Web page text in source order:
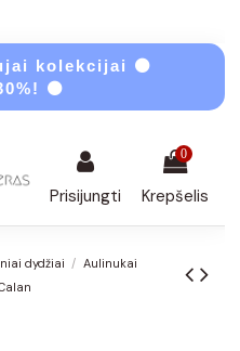
kolekcijai ⚫
⚫
Prisijungti
0
Krepšelis
dydžiai
Aulinukai